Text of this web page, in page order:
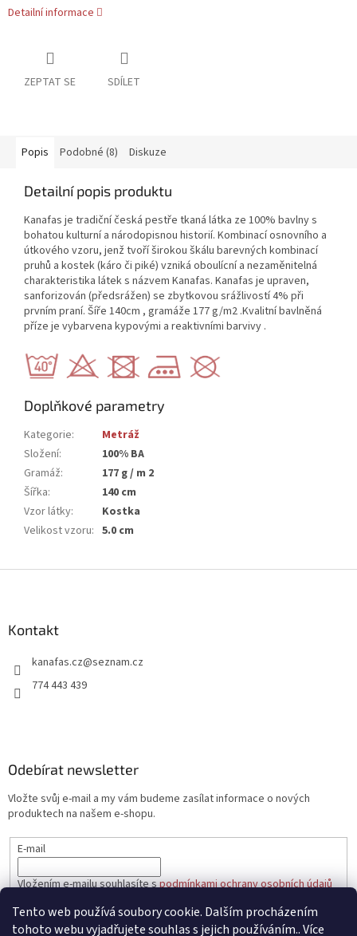
Tento web používá soubory cookie. Dalším procházením
tohoto webu vyjadřujete souhlas s jejich používáním.. Více
Detailní informace
ZEPTAT SE SDÍLET
Popis Podobné (8) Diskuze
Detailní popis produktu
Kanafas je tradiční česká pestře tkaná látka ze 100% bavlny s
bohatou kulturní a národopisnou historií. Kombinací osnovního a
útkového vzoru, jenž tvoří širokou škálu barevných kombinací
pruhů a kostek (káro či piké) vzniká oboulícní a nezaměnitelná
charakteristika látek s názvem Kanafas. Kanafas je upraven,
sanforizován (předsrážen) se zbytkovou srážlivostí 4% při
prvním praní. Šíře 140cm , gramáže 177 g/m2 .Kvalitní bavlněná
příze je vybarvena kypovými a reaktivními barvivy .
Doplňkové parametry
Kategorie:
Metráž
Složení:
100% BA
Gramáž:
177 g / m 2
Šířka:
140 cm
Vzor látky:
Kostka
Velikost vzoru: 5.0 cm
Kontakt
kanafas.cz@seznam.cz
774 443 439
Odebírat newsletter
Vložte svůj e-mail a my vám budeme zasílat informace o nových
produktech na našem e-shopu.
E-mail
Vložením e-mailu souhlasíte spodmínkami ochrany osobních údajů
PŘIHLÁSIT SE